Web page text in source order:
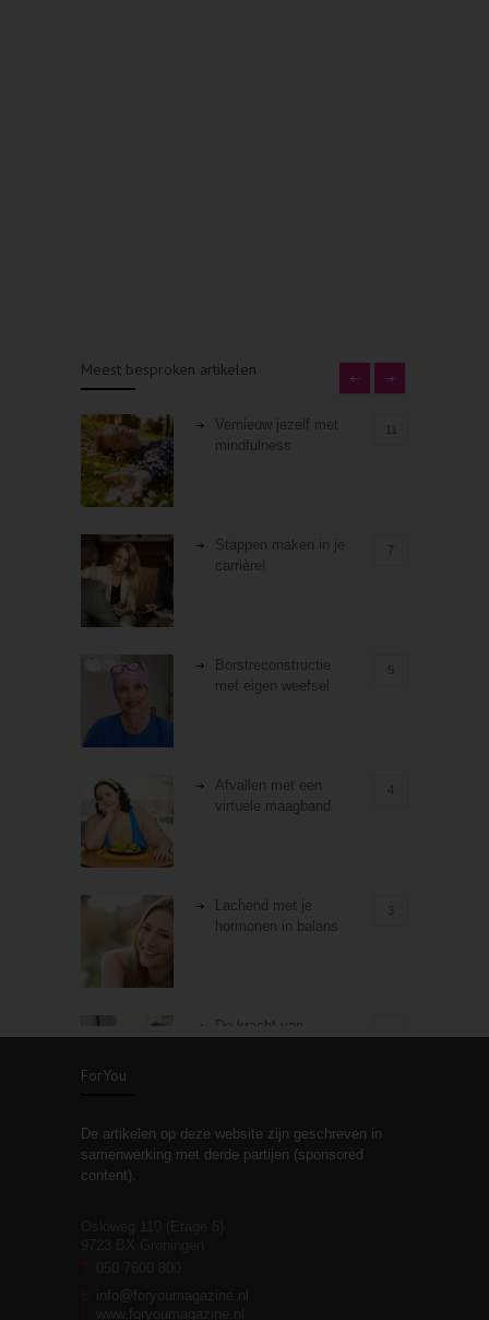
Meest besproken artikelen
Vernieuw jezelf met
mindfulness
Stappen maken in je
carrière!
7
Borstreconstructie
met eigen weefsel
5
Afvallen met een
virtuele maagband
4
Lachend met je
hormonen in balans
3
De kracht van
Stiefouderschap en
relaties
moeite!
ForYou
De artikelen op deze website zijn geschreven in
samenwerking met derde partijen (sponsored
content).
T
E info@foryoumagazine.nl
I
www.foryoumagazine.nl